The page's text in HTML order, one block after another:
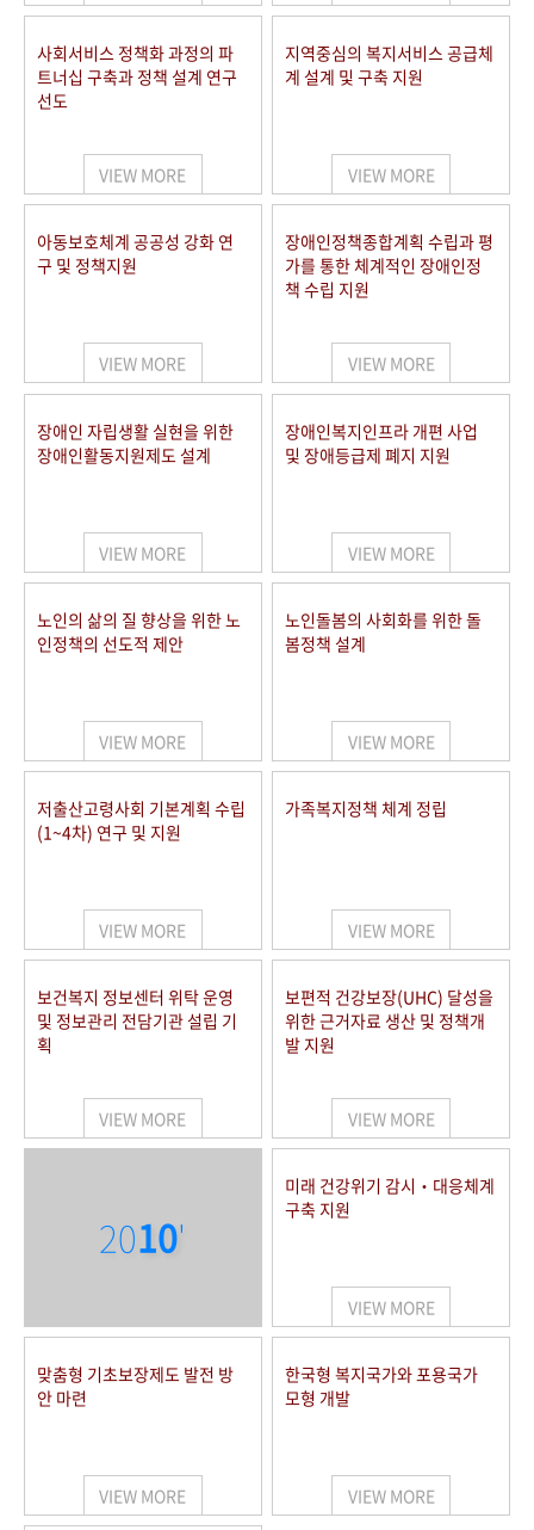
사회서비스 정책화 과정의 파
트너십 구축과 정책 설계 연구
선도
VIEW MORE
지역중심의 복지서비스 공급체
계 설계 및 구축 지원
VIEW MORE
아동보호체계 공공성 강화 연
구 및 정책지원
VIEW MORE
장애인정책종합계획 수립과 평
가를 통한 체계적인 장애인정
책 수립 지원
VIEW MORE
장애인 자립생활 실현을 위한
장애인활동지원제도 설계
VIEW MORE
장애인복지인프라 개편 사업
및 장애등급제 폐지 지원
VIEW MORE
노인의 삶의 질 향상을 위한 노
인정책의 선도적 제안
VIEW MORE
노인돌봄의 사회화를 위한 돌
봄정책 설계
VIEW MORE
저출산고령사회 기본계획 수립
(1~4차) 연구 및 지원
VIEW MORE
가족복지정책 체계 정립
VIEW MORE
보건복지 정보센터 위탁 운영
및 정보관리 전담기관 설립 기
획
VIEW MORE
보편적 건강보장(UHC) 달성을
위한 근거자료 생산 및 정책개
발 지원
VIEW MORE
2010'
미래 건강위기 감시‧대응체계
구축 지원
VIEW MORE
맞춤형 기초보장제도 발전 방
안 마련
VIEW MORE
한국형 복지국가와 포용국가
모형 개발
VIEW MORE